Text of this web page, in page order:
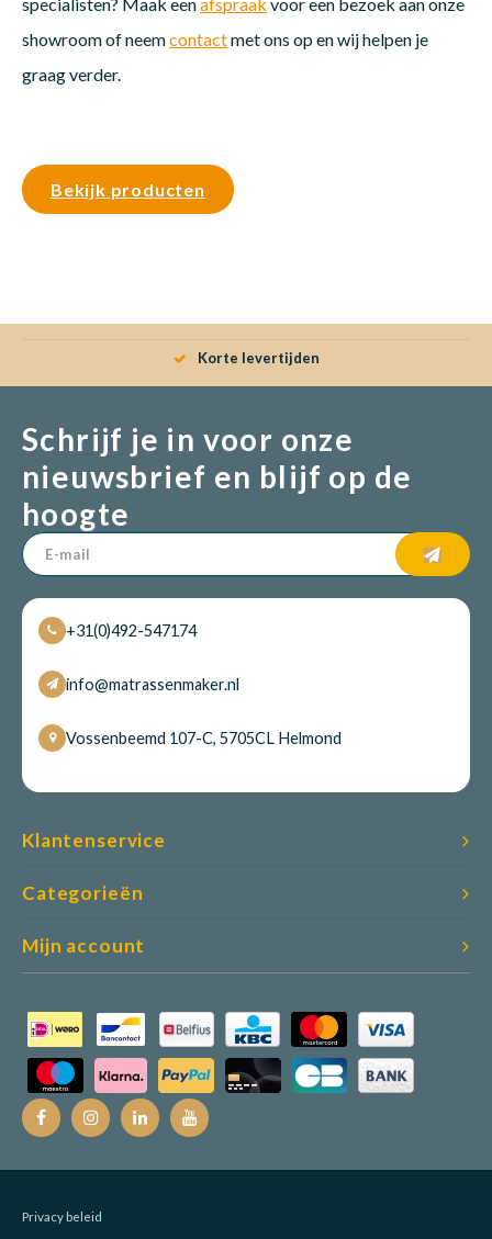
showroom of neemcontactmet ons op en wij helpen je
graag verder.
Bekijk producten
Schrijf je in voor onze
nieuwsbrief en blijf op de
hoogte
+31(0)492-547174
info@matrassenmaker.nl
Vossenbeemd 107-C, 5705CL Helmond
Categorieën
Klantenservice
Mijn account
Privacy beleid